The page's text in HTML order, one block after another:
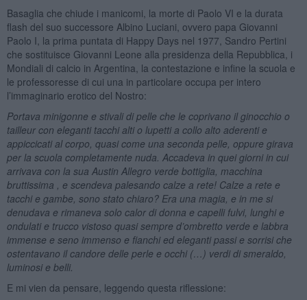
Basaglia che chiude i manicomi, la morte di Paolo VI e la durata
flash del suo successore Albino Luciani, ovvero papa Giovanni
Paolo I, la prima puntata di Happy Days nel 1977, Sandro Pertini
che sostituisce Giovanni Leone alla presidenza della Repubblica, i
Mondiali di calcio in Argentina, la contestazione e infine la scuola e
le professoresse di cui una in particolare occupa per intero
l’immaginario erotico del Nostro:
Portava minigonne e stivali di pelle che le coprivano il ginocchio o
tailleur con eleganti tacchi alti o lupetti a collo alto aderenti e
appiccicati al corpo, quasi come una seconda pelle, oppure girava
per la scuola completamente nuda. Accadeva in quei giorni in cui
arrivava con la sua Austin Allegro verde bottiglia, macchina
bruttissima , e scendeva palesando calze a rete! Calze a rete e
tacchi e gambe, sono stato chiaro? Era una magia, e in me si
denudava e rimaneva solo calor di donna e capelli fulvi, lunghi e
ondulati e trucco vistoso quasi sempre d’ombretto verde e labbra
immense e seno immenso e fianchi ed eleganti passi e sorrisi che
ostentavano il candore delle perle e occhi (…) verdi di smeraldo,
luminosi e belli.
E mi vien da pensare, leggendo questa riflessione: